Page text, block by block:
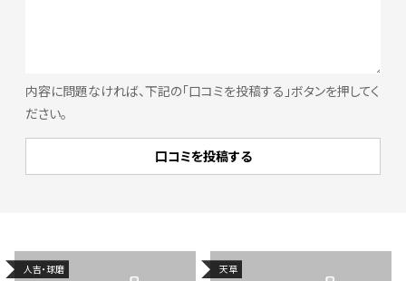
内容に問題なければ、下記の「口コミを投稿する」ボタンを押してく
ださい。
人吉・球磨 天草